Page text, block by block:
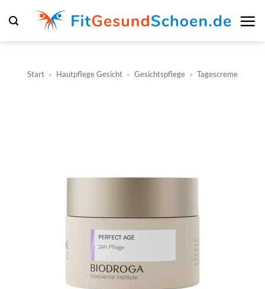
Inhalt
springen
Start » Hautpflege Gesicht » Gesichtspflege » Tagescreme